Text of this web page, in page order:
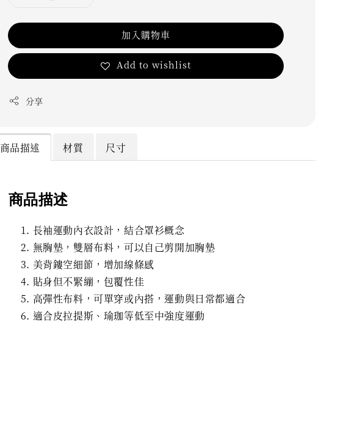
加入購物車
Add to wishlist
分享
商品描述 材質 尺寸
商品描述
長袖運動內衣設計，結合罩衫概念
無胸墊，雙層布料，可以自己剪開加胸墊
美背鏤空細節，增加線條感
貼身但不緊繃，包覆性佳
高彈性布料，可單穿或內搭，運動與日常都適合
適合皮拉提斯、瑜珈等低至中強度運動